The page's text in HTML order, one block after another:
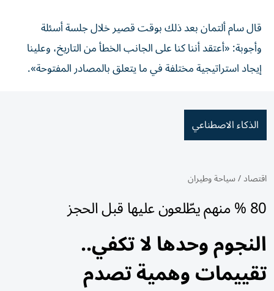
قال سام ألتمان بعد ذلك بوقت قصير خلال جلسة أسئلة
وأجوبة: «أعتقد أننا كنا على الجانب الخطأ من التاريخ، وعلينا
إيجاد استراتيجية مختلفة في ما يتعلق بالمصادر المفتوحة».
الذكاء الاصطناعي
اقتصاد/سياحة وطيران
80 % منهم يطّلعون عليها قبل الحجز
النجوم وحدها لا تكفي..
تقييمات وهمية تصدم